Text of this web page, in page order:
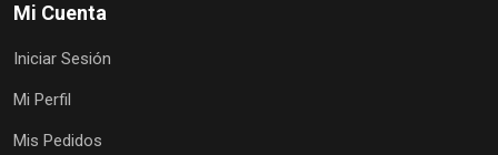
Mi Cuenta
Iniciar Sesión
Mi Perfil
Mis Pedidos